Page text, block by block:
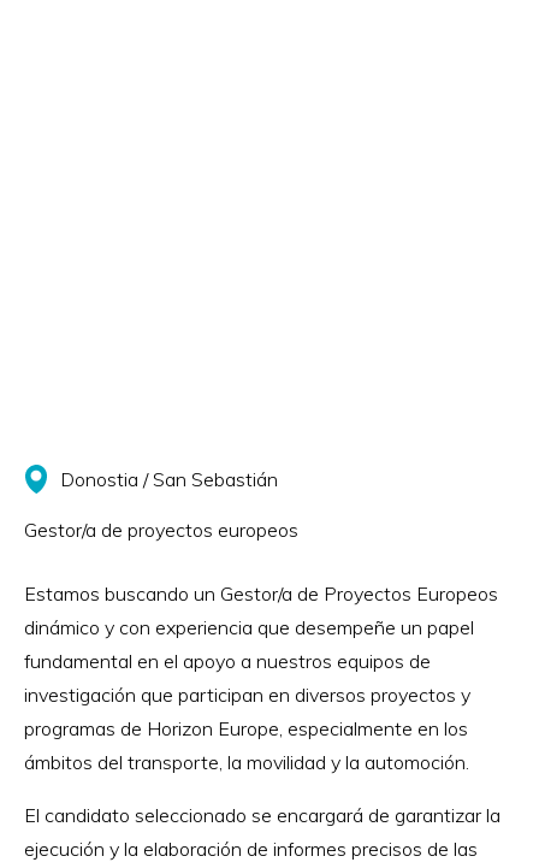
Donostia / San Sebastián
Gestor/a de proyectos europeos
Estamos buscando un Gestor/a de Proyectos Europeos
dinámico y con experiencia que desempeñe un papel
fundamental en el apoyo a nuestros equipos de
investigación que participan en diversos proyectos y
programas de Horizon Europe, especialmente en los
ámbitos del transporte, la movilidad y la automoción.
El candidato seleccionado se encargará de garantizar la
ejecución y la elaboración de informes precisos de las